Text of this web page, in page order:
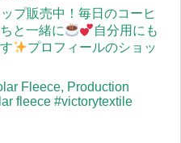
プ販売中！毎日のコーヒ
と一緒に
自分用にも
プロフィールのショッ
Fleece, Production
fleece #victorytextile